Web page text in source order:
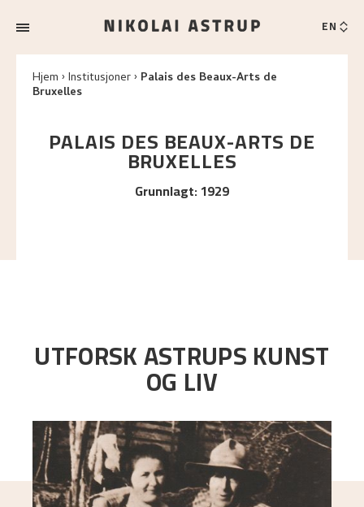
EN
Hjem Institusjoner Palais des Beaux-Arts de
Bruxelles
PALAIS DES BEAUX-ARTS DE
BRUXELLES
Grunnlagt:1929
UTFORSK ASTRUPS KUNST
OG LIV